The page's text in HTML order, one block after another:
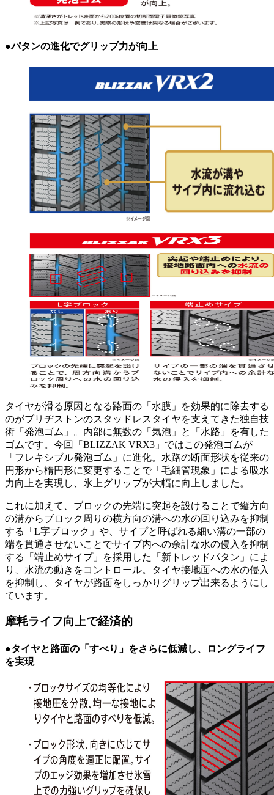
●パタンの進化でグリップ力が向上
タイヤが滑る原因となる路面の「水膜」を効果的に除去する
のがブリヂストンのスタッドレスタイヤを支えてきた独自技
術「発泡ゴム」。内部に無数の「気泡」と「水路」を有した
ゴムです。今回「BLIZZAK VRX3」ではこの発泡ゴムが
「フレキシブル発泡ゴム」に進化。水路の断面形状を従来の
円形から楕円形に変更することで「毛細管現象」による吸水
力向上を実現し、氷上グリップが大幅に向上しました。
これに加えて、ブロックの先端に突起を設けることで縦方向
の溝からブロック周りの横方向の溝への水の回り込みを抑制
する「L字ブロック」や、サイプと呼ばれる細い溝の一部の
端を貫通させないことでサイプ内への余計な水の侵入を抑制
する「端止めサイプ」を採用した「新トレッドパタン」によ
り、水流の動きをコントロール。タイヤ接地面への水の侵入
を抑制し、タイヤが路面をしっかりグリップ出来るようにし
ています。
摩耗ライフ向上で経済的
●タイヤと路面の「すべり」をさらに低減し、ロングライフ
を実現